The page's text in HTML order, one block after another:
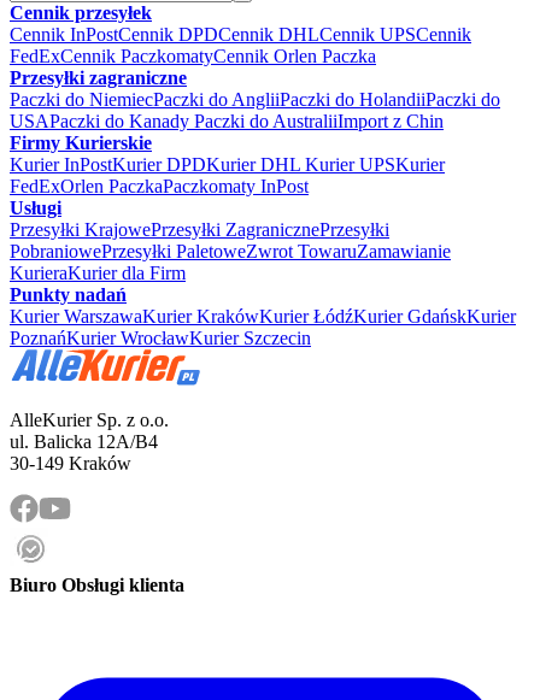
Cennik przesyłek
Cennik InPostCennik DPDCennik DHLCennik UPSCennik
FedExCennik PaczkomatyCennik Orlen Paczka
Przesyłki zagraniczne
Paczki do NiemiecPaczki do AngliiPaczki do HolandiiPaczki do
USAPaczki do Kanady Paczki do AustraliiImport z Chin
Firmy Kurierskie
Kurier InPostKurier DPDKurier DHL Kurier UPSKurier
FedExOrlen PaczkaPaczkomaty InPost
Usługi
Przesyłki KrajowePrzesyłki ZagranicznePrzesyłki
PobraniowePrzesyłki PaletoweZwrot TowaruZamawianie
KurieraKurier dla Firm
Punkty nadań
Kurier WarszawaKurier KrakówKurier ŁódźKurier GdańskKurier
PoznańKurier WrocławKurier Szczecin
AlleKurier Sp. z o.o.
ul. Balicka 12A/B4
30-149 Kraków
Biuro Obsługi klienta